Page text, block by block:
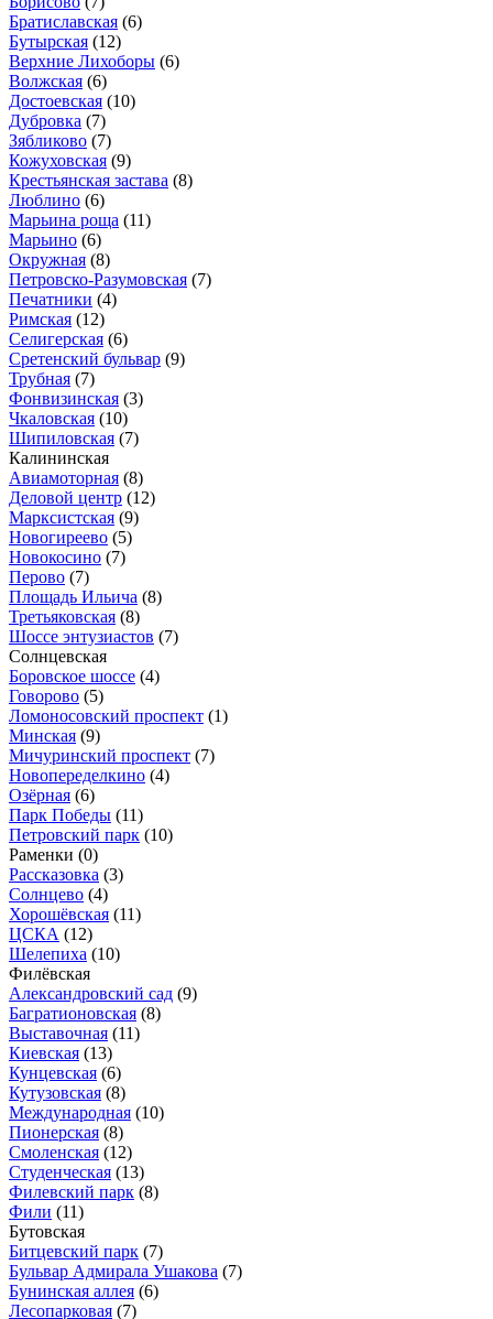
Братиславская (6)
Бутырская (12)
Верхние Лихоборы (6)
Волжская (6)
Достоевская (10)
Дубровка (7)
Зябликово (7)
Кожуховская (9)
Крестьянская застава (8)
Люблино (6)
Марьина роща (11)
Марьино (6)
Окружная (8)
Петровско-Разумовская (7)
Печатники (4)
Римская (12)
Селигерская (6)
Сретенский бульвар (9)
Трубная (7)
Фонвизинская (3)
Чкаловская (10)
Шипиловская (7)
Калининская
Авиамоторная (8)
Деловой центр (12)
Марксистская (9)
Новогиреево (5)
Новокосино (7)
Перово (7)
Площадь Ильича (8)
Третьяковская (8)
Шоссе энтузиастов (7)
Солнцевская
Боровское шоссе (4)
Говорово (5)
Ломоносовский проспект (1)
Минская (9)
Мичуринский проспект (7)
Новопеределкино (4)
Озёрная (6)
Парк Победы (11)
Петровский парк (10)
Раменки (0)
Рассказовка (3)
Солнцево (4)
Хорошёвская (11)
ЦСКА (12)
Шелепиха (10)
Филёвская
Александровский сад (9)
Багратионовская (8)
Выставочная (11)
Киевская (13)
Кунцевская (6)
Кутузовская (8)
Международная (10)
Пионерская (8)
Смоленская (12)
Студенческая (13)
Филевский парк (8)
Фили (11)
Бутовская
Битцевский парк (7)
Бульвар Адмирала Ушакова (7)
Бунинская аллея (6)
Лесопарковая (7)